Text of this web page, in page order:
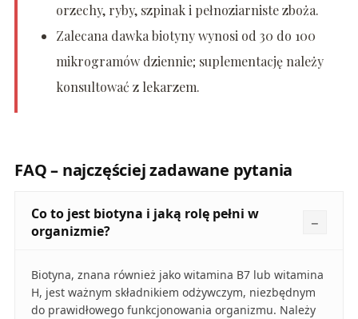
orzechy, ryby, szpinak i pełnoziarniste zboża.
Zalecana dawka biotyny wynosi od 30 do 100
mikrogramów dziennie; suplementację należy
konsultować z lekarzem.
FAQ – najczęściej zadawane pytania
Co to jest biotyna i jaką rolę pełni w
organizmie?
Biotyna, znana również jako witamina B7 lub witamina
H, jest ważnym składnikiem odżywczym, niezbędnym
do prawidłowego funkcjonowania organizmu. Należy